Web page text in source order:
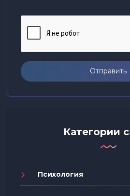
Отправить
Категории
Психология